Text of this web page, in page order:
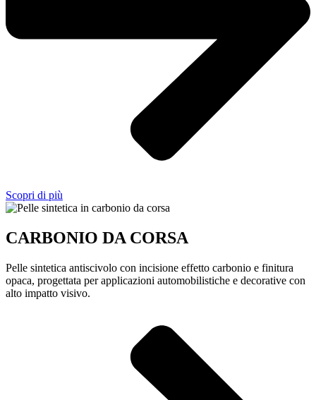
Scopri di più
CARBONIO DA CORSA
Pelle sintetica antiscivolo con incisione effetto carbonio e finitura
opaca, progettata per applicazioni automobilistiche e decorative con
alto impatto visivo.